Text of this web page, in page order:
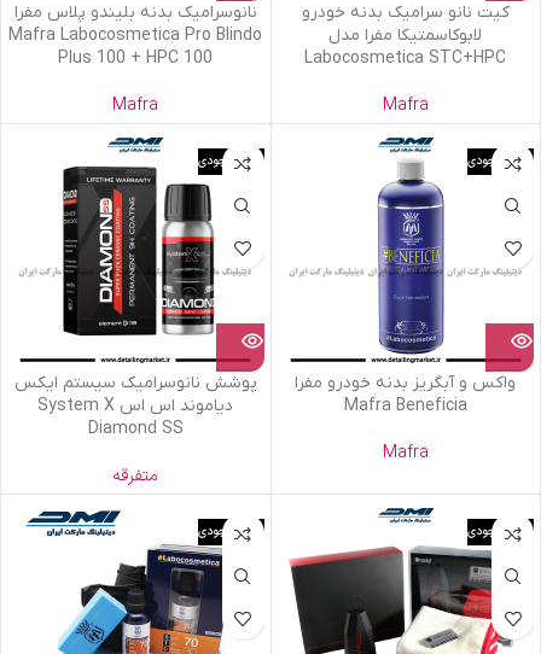
کیت نانو سرامیک بدنه خودرو
لابوکاسمتیکا مفرا مدل
Labocosmetica STC+HPC
Mafra
نانوسرامیک بدنه بلیندو پلاس مفرا
Mafra Labocosmetica Pro Blindo
Plus 100 + HPC 100
Mafra
اتمام موجودی
واکس و آبگریز بدنه خودرو مفرا
Mafra Beneficia
Mafra
اتمام موجودی
پوشش نانوسرامیک سیستم ایکس
دیاموند اس اس System X
Diamond SS
متفرقه
اتمام موجودی اتمام موجودی